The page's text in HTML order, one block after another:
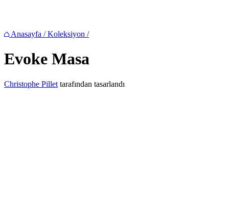
Anasayfa / Koleksiyon /
Evoke Masa
Christophe Pillet tarafından tasarlandı